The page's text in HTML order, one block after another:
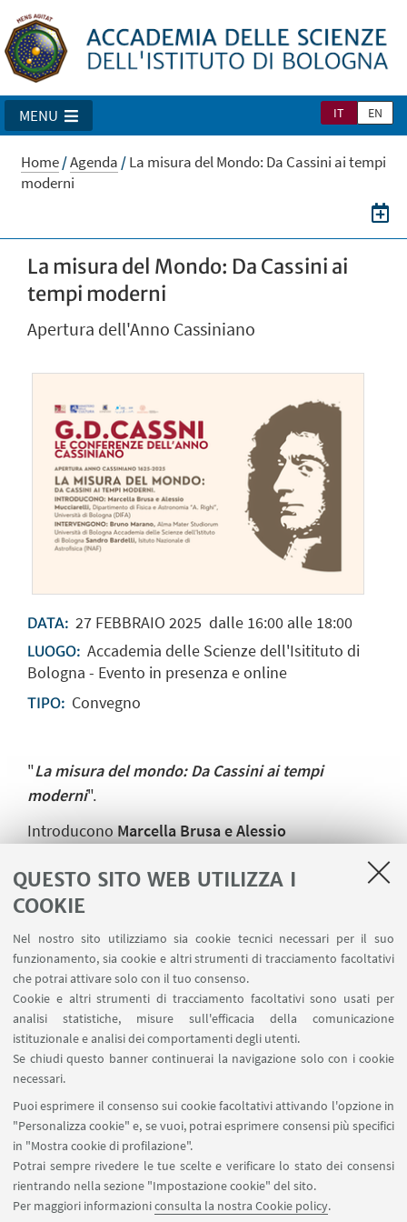
QUESTO SITO WEB UTILIZZA I
COOKIE
Nel nostro sito utilizziamo sia cookie tecnici necessari per il suo
funzionamento, sia cookie e altri strumenti di tracciamento facoltativi
che potrai attivare solo con il tuo consenso.
Cookie e altri strumenti di tracciamento facoltativi sono usati per
analisi statistiche, misure sull'efficacia della comunicazione
istituzionale e analisi dei comportamenti degli utenti.
Se chiudi questo banner continuerai la navigazione solo con i cookie
necessari.
Puoi esprimere il consenso sui cookie facoltativi attivando l'opzione in
"Personalizza cookie" e, se vuoi, potrai esprimere consensi più specifici
in "Mostra cookie di profilazione".
Potrai sempre rivedere le tue scelte e verificare lo stato dei consensi
rientrando nella sezione "Impostazione cookie" del sito.
Per maggiori informazioniconsulta la nostra Cookie policy.
IT EN
MENU
Home/Agenda /La misura del Mondo: Da Cassini ai tempi
moderni
La misura del Mondo: Da Cassini ai
tempi moderni
Apertura dell'Anno Cassiniano
DATA: 27FEBBRAIO 2025 dalle 16:00 alle 18:00
LUOGO: Accademia delle Scienze dell'Isitituto di
Bologna - Evento in presenza e online
TIPO: Convegno
"La misura del mondo: Da Cassini ai tempi
moderni".
Introducono Marcella Brusa e Alessio
Righi", Unibo (DIFA))
Intervengono
Bardelli (Istituto Nazionale di Astrofisica (INAF))
IN EVIDENZA
LINK ZOOM
Locandina [ .jpg 361Kb ]